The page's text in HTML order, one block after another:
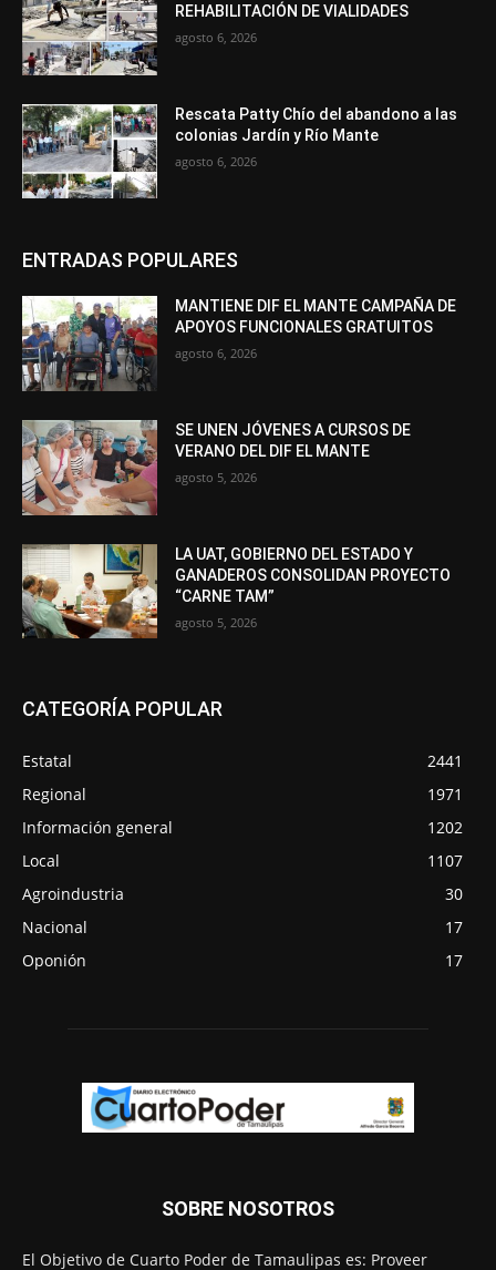
REHABILITACIÓN DE VIALIDADES
agosto 6, 2026
Rescata Patty Chío del abandono a las
colonias Jardín y Río Mante
agosto 6, 2026
ENTRADAS POPULARES
MANTIENE DIF EL MANTE CAMPAÑA DE
APOYOS FUNCIONALES GRATUITOS
agosto 6, 2026
SE UNEN JÓVENES A CURSOS DE
VERANO DEL DIF EL MANTE
agosto 5, 2026
LA UAT, GOBIERNO DEL ESTADO Y
GANADEROS CONSOLIDAN PROYECTO
“CARNE TAM”
agosto 5, 2026
CATEGORÍA POPULAR
Estatal
2441
Regional
1971
Información general
1202
Local
1107
Agroindustria
30
Nacional
17
Oponión
17
SOBRE NOSOTROS
El Objetivo de Cuarto Poder de Tamaulipas es: Proveer